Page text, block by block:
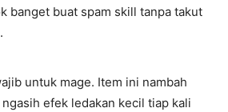
banget buat spam skill tanpa takut
untuk mage. Item ini nambah
efek ledakan kecil tiap kali